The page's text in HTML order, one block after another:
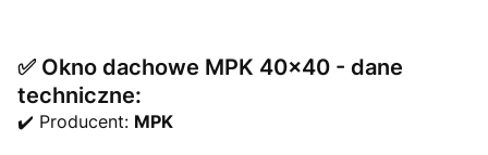
✅ Okno dachowe MPK 40x40 - dane
techniczne:
✔️ Producent: MPK